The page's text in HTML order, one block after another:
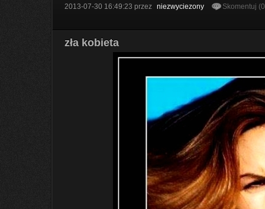
2013-07-30 16:49:23 przez niezwyciezony Skomentuj
zła kobieta